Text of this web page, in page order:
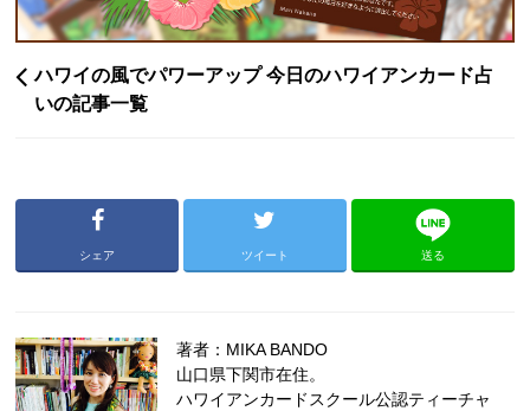
ハワイの風でパワーアップ 今日のハワイアンカード占
いの記事一覧
シェア ツイート 送る
著者：MIKA BANDO
山口県下関市在住。
ハワイアンカードスクール公認ティーチャ